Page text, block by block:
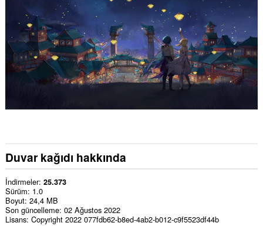
Duvar kağıdı hakkında
İndirmeler 25.373
Sürüm 1.0
Boyut 24,4 MB
Son güncelleme 02 Ağustos 2022
Lisans Copyright 2022 077fdb62-b8ed-4ab2-b012-c9f5523df44b